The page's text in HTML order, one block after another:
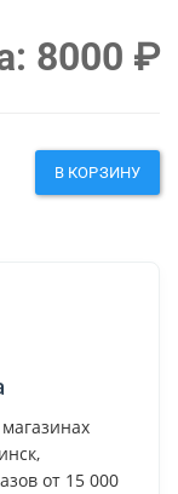
8000 ₽
В КОРЗИНУ
от 15 000